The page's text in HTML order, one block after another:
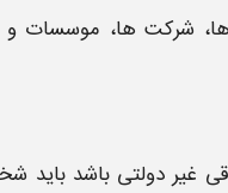
شرکت ها، موسساتو
دولتی باشد باید